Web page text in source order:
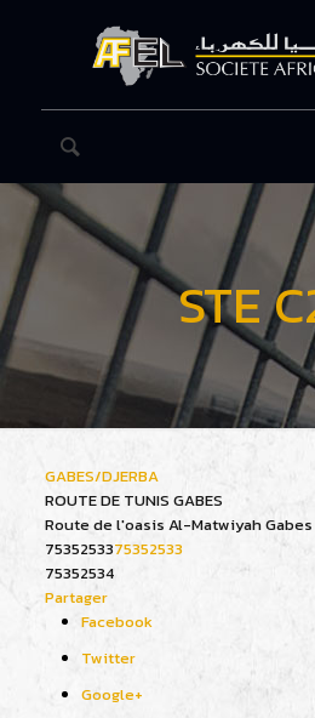
STE
GABES/DJERBA
ROUTE DE TUNIS GABES
Route de l'oasis Al-MatwiyahGabes
7535253375352533
75352534
Partager
Facebook
Twitter
Google+